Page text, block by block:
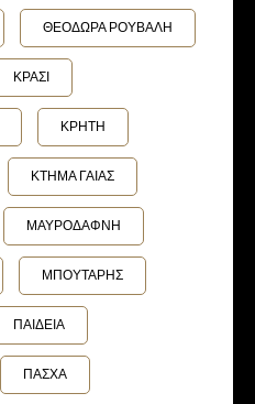
ΘΕΟΔΩΡΑ ΡΟΥΒΑΛΗ
ΚΡΑΣΙ
ΚΡΗΤΗ
ΚΤΗΜΑ ΓΑΙΑΣ
ΜΑΥΡΟΔΑΦΝΗ
ΜΠΟΥΤΑΡΗΣ
ΠΑΙΔΕΙΑ
ΠΑΣΧΑ